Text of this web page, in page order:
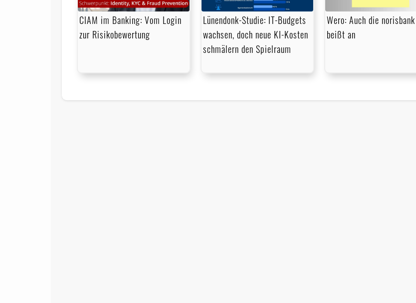
CIAM im Banking: Vom Login
zur Risikobewertung
Lünendonk-Studie: IT-Budgets
wachsen, doch neue KI-Kosten
schmälern den Spielraum
Wero: Auch die norisbank
beißt an